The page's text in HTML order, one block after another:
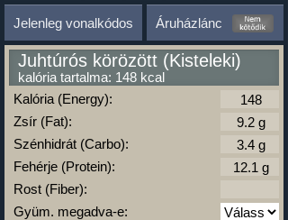
Jelenleg vonalkódos Áruházlánc
Juhtúrós körözött (Kisteleki)
kalória tartalma: 148 kcal
Kalória (Energy):
Zsír (Fat):
Szénhidrát (Carbo):
Fehérje (Protein):
Rost (Fiber):
Gyüm. megadva-e: